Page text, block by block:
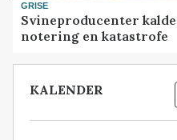
GRISE
Svineproducenter
notering en katastrofe
KALENDER